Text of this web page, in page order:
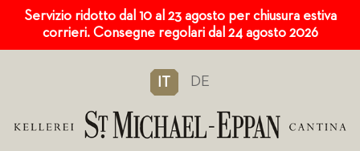
Servizio ridotto dal 10 al 23 agosto per chiusura estiva
corrieri. Consegne regolari dal 24 agosto 2026
IT DE